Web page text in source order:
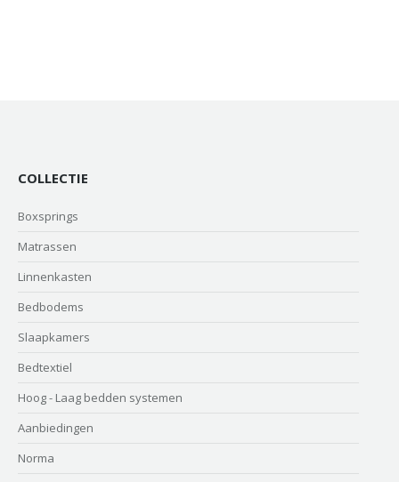
COLLECTIE
Boxsprings
Matrassen
Linnenkasten
Bedbodems
Slaapkamers
Bedtextiel
Hoog - Laag bedden systemen
Aanbiedingen
Norma